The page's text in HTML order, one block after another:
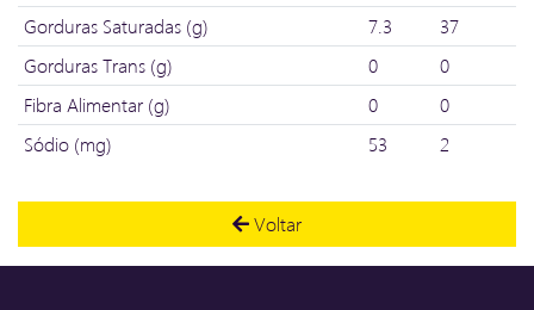
Gorduras Saturadas (g)
7.3
37
Gorduras Trans (g)
0
0
Fibra Alimentar (g)
0
0
Sódio (mg)
53 2
Voltar